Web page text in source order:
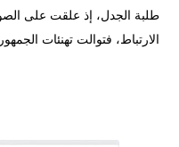
طلبة الجدل، إذ علقت على
الارتباط، فتوالت تهنئات